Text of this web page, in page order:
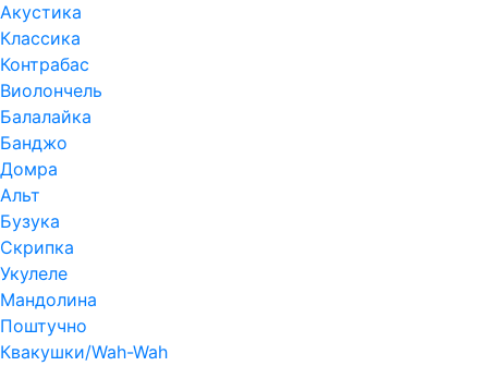
Акустика
Классика
Контрабас
Виолончель
Балалайка
Банджо
Домра
Альт
Бузука
Скрипка
Укулеле
Мандолина
Поштучно
Квакушки/Wah-Wah